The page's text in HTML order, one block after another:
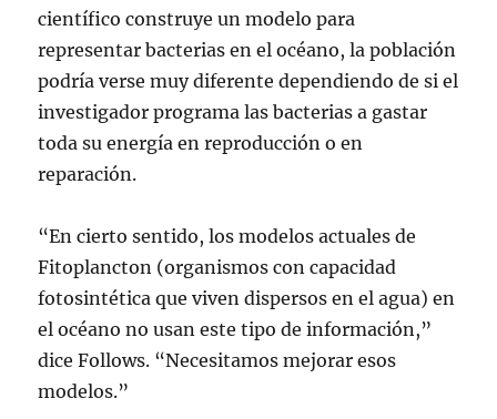
científico construye un modelo para
representar bacterias en el océano, la población
podría verse muy diferente dependiendo de si el
investigador programa las bacterias a gastar
toda su energía en reproducción o en
reparación.
“En cierto sentido, los modelos actuales de
Fitoplancton (organismos con capacidad
fotosintética que viven dispersos en el agua) en
el océano no usan este tipo de información,”
dice Follows. “Necesitamos mejorar esos
modelos.”